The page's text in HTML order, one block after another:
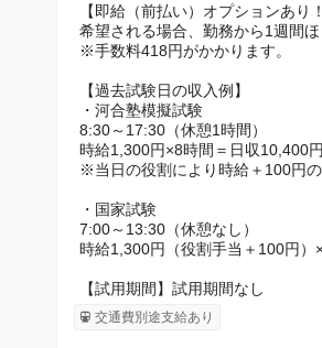
【即給（前払い）オプションあり！
希望される場合、勤務から1週間
※手数料418円がかかります。
【過去試験日の収入例】
・河合塾模擬試験
8:30～17:30（休憩1時間）
時給1,300円×8時間＝日収10,400
※当日の役割により時給＋100円
・国家試験
7:00～13:30（休憩なし）
時給1,300円（役割手当＋100円
【試用期間】試用期間なし
交通費別途支給あり